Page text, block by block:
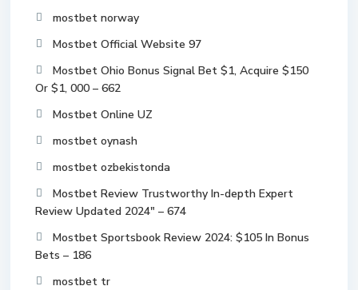
mostbet norway
Mostbet Official Website 97
Mostbet Ohio Bonus Signal Bet $1, Acquire $150
Or $1, 000 – 662
Mostbet Online UZ
mostbet oynash
mostbet ozbekistonda
Mostbet Review Trustworthy In-depth Expert
Review Updated 2024" – 674
Mostbet Sportsbook Review 2024: $105 In Bonus
Bets – 186
mostbet tr